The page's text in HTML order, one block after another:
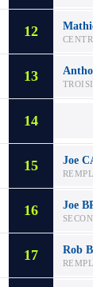
12
13
14
15 Joe
16 Joe
17 Rob